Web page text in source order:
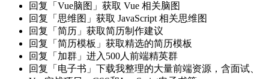
回复「Vue脑图」获取 Vue 相关脑图
回复「思维图」获取 JavaScript 相关思维图
回复「简历」获取简历制作建议
回复「简历模板」获取精选的简历模板
回复「加群」进入500人前端精英群
回复「电子书」下载我整理的大量前端资源，含面试、